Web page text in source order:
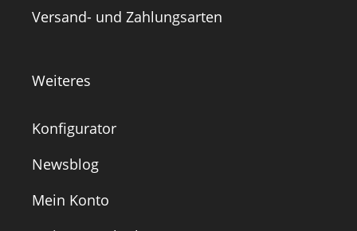
Versand- und Zahlungsarten
Weiteres
Konfigurator
Newsblog
Mein Konto